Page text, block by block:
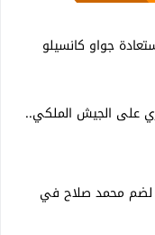
جواو كانسيلو
على الجيش الملكي..
لضم محمد صلاح في